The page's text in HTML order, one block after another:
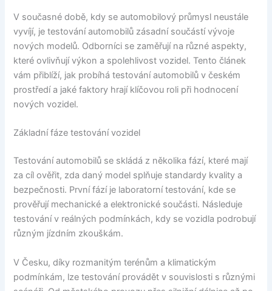
V současné době, kdy se automobilový průmysl neustále
vyvíjí, je testování automobilů zásadní součástí vývoje
nových modelů. Odborníci se zaměřují na různé aspekty,
které ovlivňují výkon a spolehlivost vozidel. Tento článek
vám přiblíží, jak probíhá testování automobilů v českém
prostředí a jaké faktory hrají klíčovou roli při hodnocení
nových vozidel.
Základní fáze testování vozidel
Testování automobilů se skládá z několika fází, které mají
za cíl ověřit, zda daný model splňuje standardy kvality a
bezpečnosti. První fází je laboratorní testování, kde se
prověřují mechanické a elektronické součásti. Následuje
testování v reálných podmínkách, kdy se vozidla podrobují
různým jízdním zkouškám.
V Česku, díky rozmanitým terénům a klimatickým
podmínkám, lze testování provádět v souvislosti s různými